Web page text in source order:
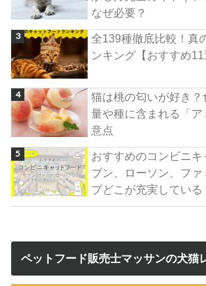
なぜ必要？
全139種徹底比較！真
ンキング【おすすめ11
猫は桃の匂いが好き
量や種に含まれる「
意点
おすすめのコンビニ
ブン、ローソン、ファ
プどこが充実している
ペットフード販売士マッサンの犬猫